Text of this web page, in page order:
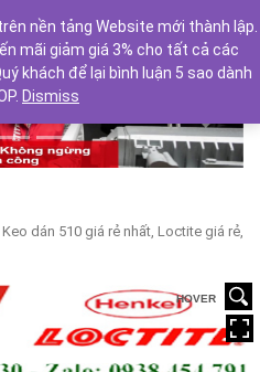
Next
dán 510 giá rẻ nhất, Loctite giá rẻ,
HOVER
nền tảng Website mới thành lập.
mãi giảm giá 3% cho tất cả các
khách để lại bình luận 5 sao dành
Dismiss